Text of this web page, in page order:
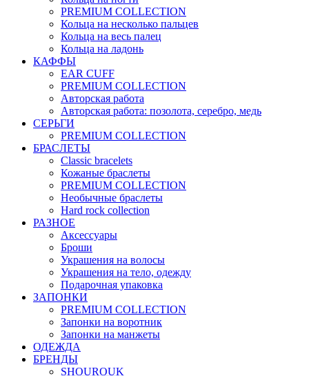
PREMIUM COLLECTION
Кольца на несколько пальцев
Кольца на весь палец
Кольца на ладонь
КАФФЫ
EAR CUFF
PREMIUM COLLECTION
Авторская работа
Авторская работа: позолота, серебро, медь
СЕРЬГИ
PREMIUM COLLECTION
БРАСЛЕТЫ
Classic bracelets
Кожаные браслеты
PREMIUM COLLECTION
Необычные браслеты
Hard rock collection
РАЗНОЕ
Аксессуары
Броши
Украшения на волосы
Украшения на тело, одежду
Подарочная упаковка
ЗАПОНКИ
PREMIUM COLLECTION
Запонки на воротник
Запонки на манжеты
ОДЕЖДА
БРЕНДЫ
SHOUROUK